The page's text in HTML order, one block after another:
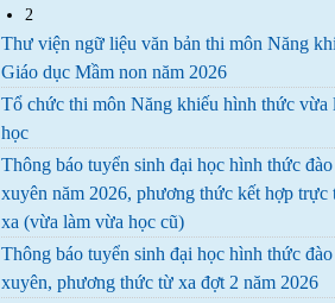
2
Thư viện ngữ liệu văn bản thi môn Năng
Giáo dục Mầm non năm 2026
Tổ chức thi môn Năng khiếu hình thức vừa
học
Thông báo tuyển sinh đại học hình thức
xuyên năm 2026, phương thức kết hợp trực
xa (vừa làm vừa học cũ)
Thông báo tuyển sinh đại học hình thức
xuyên, phương thức từ xa đợt 2 năm 2026